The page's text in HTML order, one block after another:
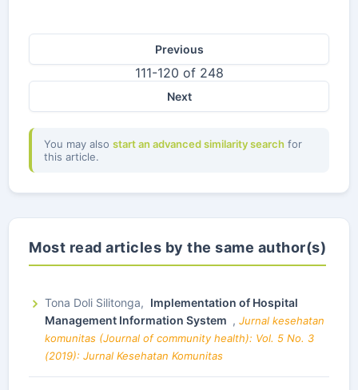
Previous
111-120 of 248
Next
You may also start an advanced similarity search for
this article.
Most read articles by the same author(s)
Tona Doli Silitonga, Implementation of Hospital
Management Information System , Jurnal kesehatan
komunitas (Journal of community health): Vol. 5 No. 3
(2019): Jurnal Kesehatan Komunitas